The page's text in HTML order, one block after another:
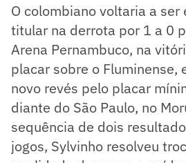
O colombiano voltaria a ser
titular na derrota por 1 a 0
Arena Pernambuco, na
placar sobre o Fluminense,
novo revés pelo placar
diante do São Paulo, no
sequência de dois
jogos, Sylvinho resolveu